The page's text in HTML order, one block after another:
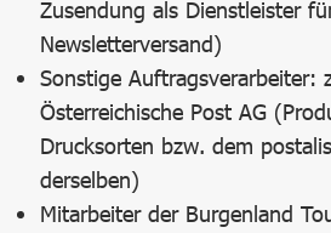
Zusendung als Dienstleister
Newsletterversand)
Sonstige Auftragsverarbeiter:
Österreichische Post AG
Drucksorten bzw. dem
derselben)
Mitarbeiter der Burgenland